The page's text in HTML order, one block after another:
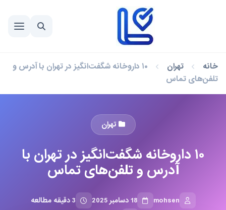
خانه تهران
۱۰ داروخانه شگفت‌انگیز در تهران با آدرس و
تلفن‌های تماس
تهران
۱۰ داروخانه شگفت‌انگیز در تهران با
آدرس و تلفن‌های تماس
mohsen 18 دسامبر 2025
3 دقیقه مطالعه